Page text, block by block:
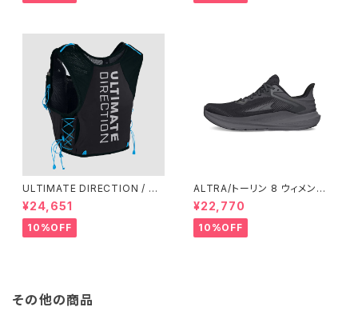
ULTIMATE DIRECTION / ア
ルティメット ディレクション XO
DUS VEST（エクソドス ベスト）
メンズ / ONYX
¥24,651
10%OFF
ALTRA/トーリン 8 ウィメン
ズ Black/Black
¥22,770
10%OFF
その他の商品